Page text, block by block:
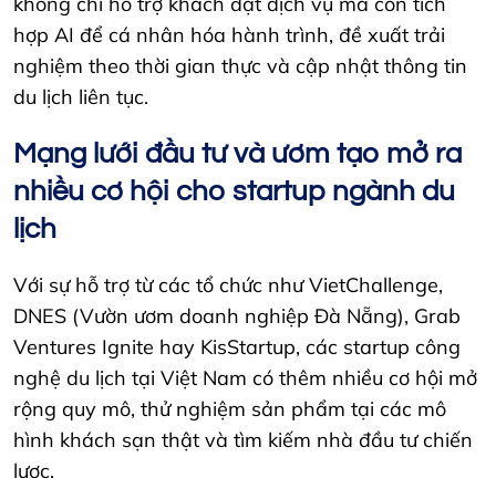
hợp AI để cá nhân hóa hành trình, đề xuất trải
nghiệm theo thời gian thực và cập nhật thông tin
du lịch liên tục.
Mạng lưới đầu tư và ươm tạo mở ra
nhiều cơ hội cho startup ngành du
lịch
Với sự hỗ trợ từ các tổ chức như VietChallenge,
DNES (Vườn ươm doanh nghiệp Đà Nẵng), Grab
Ventures Ignite hay KisStartup, các startup công
nghệ du lịch tại Việt Nam có thêm nhiều cơ hội mở
rộng quy mô, thử nghiệm sản phẩm tại các mô
hình khách sạn thật và tìm kiếm nhà đầu tư chiến
lược.